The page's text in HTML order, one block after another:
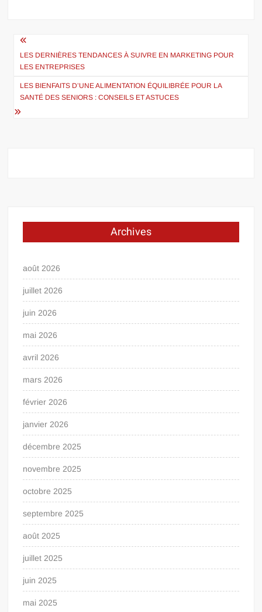
Navigation
de
l’article
LES DERNIÈRES TENDANCES À SUIVRE EN MARKETING POUR
LES ENTREPRISES
LES BIENFAITS D’UNE ALIMENTATION ÉQUILIBRÉE POUR LA
SANTÉ DES SENIORS : CONSEILS ET ASTUCES
Archives
août 2026
juillet 2026
juin 2026
mai 2026
avril 2026
mars 2026
février 2026
janvier 2026
décembre 2025
novembre 2025
octobre 2025
septembre 2025
août 2025
juillet 2025
juin 2025
mai 2025